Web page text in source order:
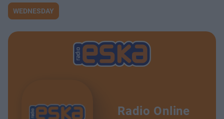
WEDNESDAY
Radio Online